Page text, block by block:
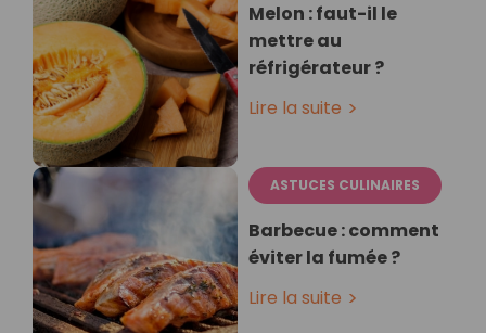
Melon : faut-il le
mettre au
réfrigérateur ?
Lire la suite
ASTUCES CULINAIRES
Barbecue : comment
éviter la fumée ?
Lire la suite